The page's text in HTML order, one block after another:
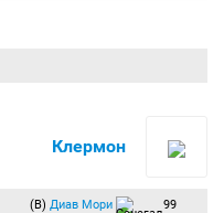
Клермон
(В) Диав Мори 99